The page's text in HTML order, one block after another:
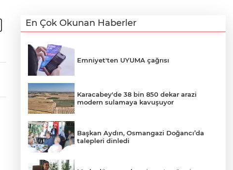
En Çok Okunan Haberler
Emniyet'ten UYUMA çağrısı
Karacabey'de 38 bin 850 dekar arazi
modern sulamaya kavuşuyor
Başkan Aydın, Osmangazi Doğancı’da
talepleri dinledi